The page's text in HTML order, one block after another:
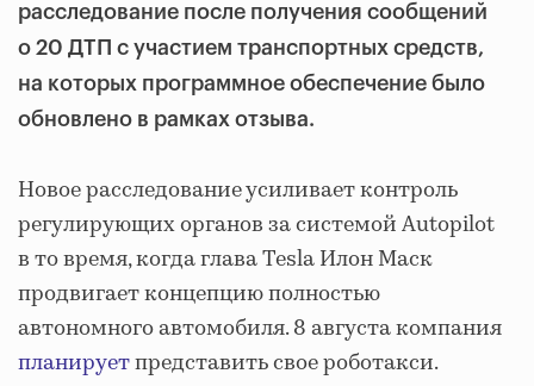
расследование после получения сообщений
о 20 ДТП с участием транспортных средств,
на которых программное обеспечение было
обновлено в рамках отзыва.
Новое расследование усиливает контроль
регулирующих органов за системой Autopilot
в то время, когда глава Tesla Илон Маск
продвигает концепцию полностью
автономного автомобиля. 8 августа компания
планируетпредставить свое роботакси.